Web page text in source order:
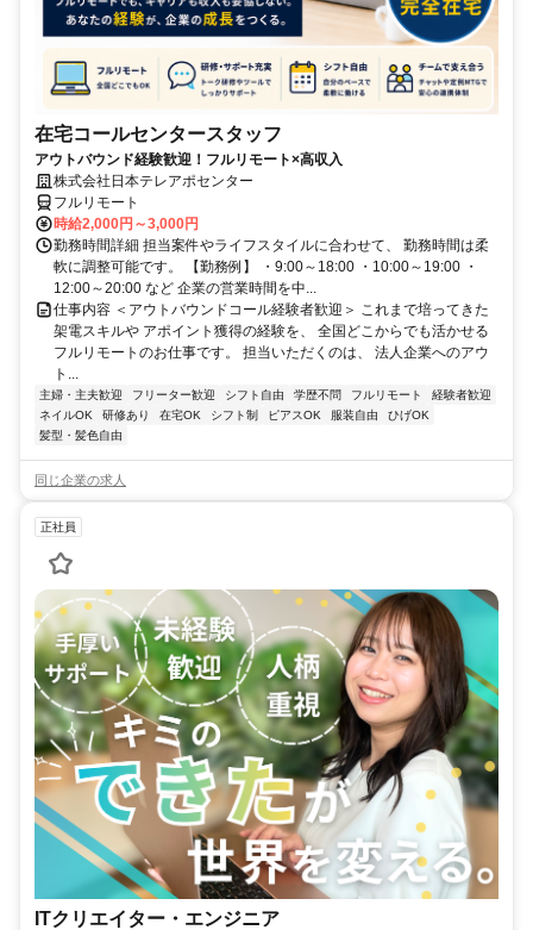
在宅コールセンタースタッフ
アウトバウンド経験歓迎！フルリモート×高収入
株式会社日本テレアポセンター
フルリモート
時給2,000円～3,000円
勤務時間詳細 担当案件やライフスタイルに合わせて、 勤務時間は柔
軟に調整可能です。 【勤務例】 ・9:00～18:00 ・10:00～19:00 ・
12:00～20:00 など 企業の営業時間を中...
仕事内容 ＜アウトバウンドコール経験者歓迎＞ これまで培ってきた
架電スキルや アポイント獲得の経験を、 全国どこからでも活かせる
フルリモートのお仕事です。 担当いただくのは、 法人企業へのアウ
ト...
主婦・主夫歓迎 フリーター歓迎 シフト自由 学歴不問 フルリモート
経験者歓迎
ネイルOK
研修あり 在宅OK シフト制 ピアスOK 服装自由
ひげOK
髪型・髪色自由
同じ企業の求人
正社員
ITクリエイター・エンジニア